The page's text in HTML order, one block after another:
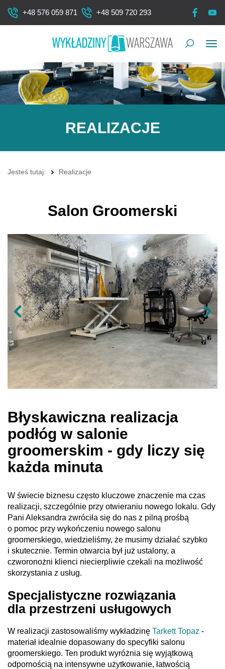
+48 576 059 871 +48 509 720 293
REALIZACJE
Jesteś tutaj: Realizacje
Salon Groomerski
Błyskawiczna realizacja
podłóg w salonie
groomerskim - gdy liczy się
każda minuta
W świecie biznesu często kluczowe znaczenie ma czas
realizacji, szczególnie przy otwieraniu nowego lokalu. Gdy
Pani Aleksandra zwróciła się do nas z pilną prośbą
o pomoc przy wykończeniu nowego salonu
groomerskiego, wiedzieliśmy, że musimy działać szybko
i skutecznie. Termin otwarcia był już ustalony, a
czworonożni klienci niecierpliwie czekali na możliwość
skorzystania z usług.
Specjalistyczne rozwiązania
dla przestrzeni usługowych
W realizacji zastosowaliśmy wykładzinę Tarkett Topaz -
materiał idealnie dopasowany do specyfiki salonu
groomerskiego. Ten produkt wyróżnia się wyjątkową
odpornością na intensywne użytkowanie, łatwością